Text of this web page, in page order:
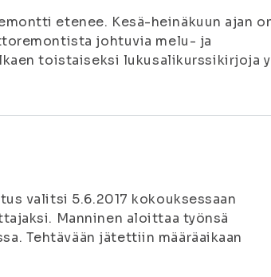
etenee. Kesä-heinäkuun ajan
johtuvia melu- ja
toistaiseksi lukusalikurssikirjoja
valitsi 5.6.2017 kokouksessaan
Manninen aloittaa työnsä
Tehtävään jätettiin määräaikaan